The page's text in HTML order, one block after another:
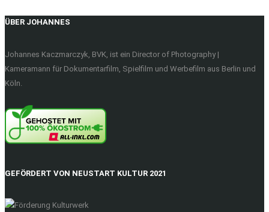
ÜBER JOHANNES
Johannes Kaczmarczyk, BVK, ist ein Director of Photography |
Kameramann für Dokumentarfilm, Spielfilm und Werbefilm aus Berlin und
Köln.
GEFÖRDERT VON NEUSTART KULTUR 2021